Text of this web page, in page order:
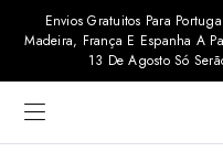
Envios Gratuitos Para
Madeira, França E Espanha A
13 De Agosto Só